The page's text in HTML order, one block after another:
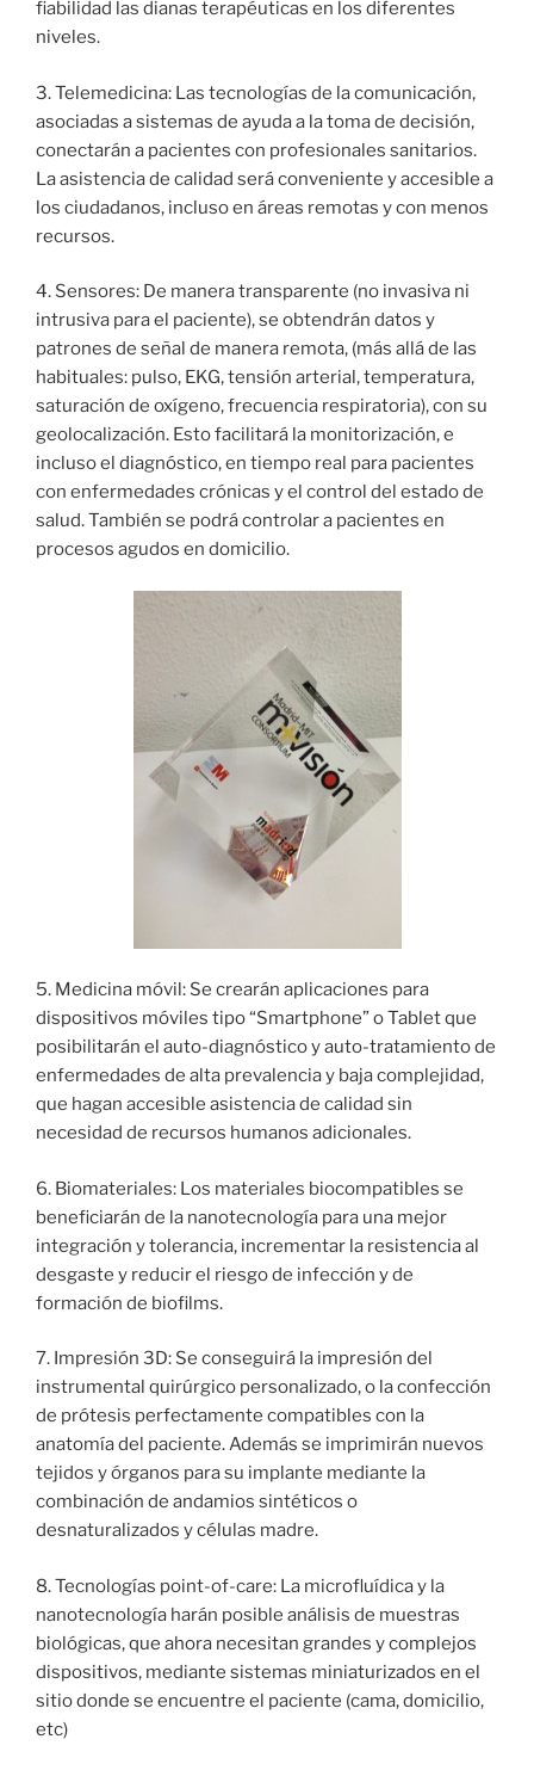
fiabilidad las dianas terapéuticas en los diferentes
niveles.
3. Telemedicina: Las tecnologías de la comunicación,
asociadas a sistemas de ayuda a la toma de decisión,
conectarán a pacientes con profesionales sanitarios.
La asistencia de calidad será conveniente y accesible a
los ciudadanos, incluso en áreas remotas y con menos
recursos.
4. Sensores: De manera transparente (no invasiva ni
intrusiva para el paciente), se obtendrán datos y
patrones de señal de manera remota, (más allá de las
habituales: pulso, EKG, tensión arterial, temperatura,
saturación de oxígeno, frecuencia respiratoria), con su
geolocalización. Esto facilitará la monitorización, e
incluso el diagnóstico, en tiempo real para pacientes
con enfermedades crónicas y el control del estado de
salud. También se podrá controlar a pacientes en
procesos agudos en domicilio.
5. Medicina móvil: Se crearán aplicaciones para
dispositivos móviles tipo “Smartphone” o Tablet que
posibilitarán el auto-diagnóstico y auto-tratamiento de
enfermedades de alta prevalencia y baja complejidad,
que hagan accesible asistencia de calidad sin
necesidad de recursos humanos adicionales.
6. Biomateriales: Los materiales biocompatibles se
beneficiarán de la nanotecnología para una mejor
integración y tolerancia, incrementar la resistencia al
desgaste y reducir el riesgo de infección y de
formación de biofilms.
7. Impresión 3D: Se conseguirá la impresión del
instrumental quirúrgico personalizado, o la confección
de prótesis perfectamente compatibles con la
anatomía del paciente. Además se imprimirán nuevos
tejidos y órganos para su implante mediante la
combinación de andamios sintéticos o
desnaturalizados y células madre.
8. Tecnologías point-of-care: La microfluídica y la
nanotecnología harán posible análisis de muestras
biológicas, que ahora necesitan grandes y complejos
dispositivos, mediante sistemas miniaturizados en el
sitio donde se encuentre el paciente (cama, domicilio,
etc)